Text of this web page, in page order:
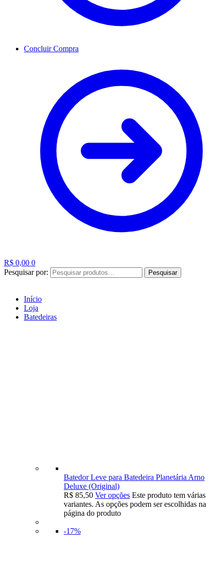
Concluir Compra
R$ 0,00 0
Pesquisar por:
Pesquisar
Início
Loja
Batedeiras
Batedor Leve para Batedeira Planetária Arno
Deluxe (Original)
R$ 85,50 Ver opções Este produto tem várias
variantes. As opções podem ser escolhidas na
página do produto
-17%